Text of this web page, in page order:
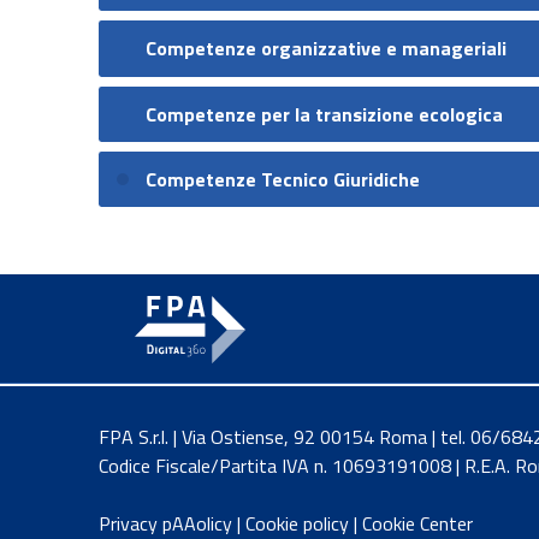
Competenze organizzative e manageriali
Competenze per la transizione ecologica
Competenze Tecnico Giuridiche
FPA S.r.l. | Via Ostiense, 92 00154 Roma | tel. 06/
Codice Fiscale/Partita IVA n. 10693191008 | R.E.A.
Privacy pAAolicy| Cookie policy| Cookie Center